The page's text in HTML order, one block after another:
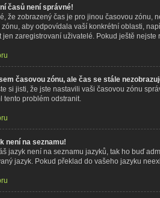
časů není správné!
že zobrazený čas je pro jinou časovou zónu,
aby odpovídala vaší konkrétní oblasti,
jen zaregistrovaní uživatelé. Pokud ještě
časovou zónu, ale čas se stále
si jisti, že jste nastavili vaši časovou zónu
tento problém odstranit.
není na seznamu!
jazyk není na seznamu jazyků, tak ho buď
jazyk. Pokud překlad do vašeho jazyku